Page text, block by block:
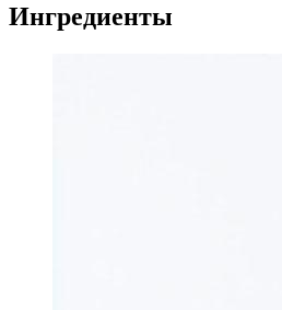
Ингредиенты